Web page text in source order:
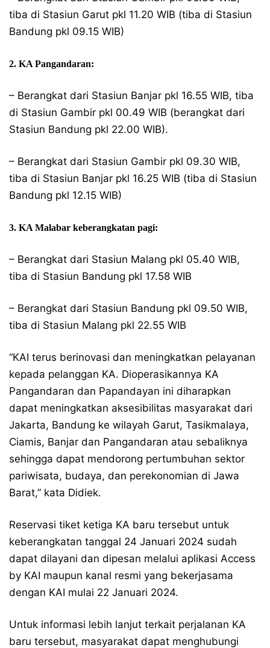
tiba di Stasiun Garut pkl 11.20 WIB (tiba di Stasiun
Bandung pkl 09.15 WIB)
2. KA Pangandaran:
– Berangkat dari Stasiun Banjar pkl 16.55 WIB, tiba
di Stasiun Gambir pkl 00.49 WIB (berangkat dari
Stasiun Bandung pkl 22.00 WIB).
– Berangkat dari Stasiun Gambir pkl 09.30 WIB,
tiba di Stasiun Banjar pkl 16.25 WIB (tiba di Stasiun
Bandung pkl 12.15 WIB)
3. KA Malabar keberangkatan pagi:
– Berangkat dari Stasiun Malang pkl 05.40 WIB,
tiba di Stasiun Bandung pkl 17.58 WIB
– Berangkat dari Stasiun Bandung pkl 09.50 WIB,
tiba di Stasiun Malang pkl 22.55 WIB
“KAI terus berinovasi dan meningkatkan pelayanan
kepada pelanggan KA. Dioperasikannya KA
Pangandaran dan Papandayan ini diharapkan
dapat meningkatkan aksesibilitas masyarakat dari
Jakarta, Bandung ke wilayah Garut, Tasikmalaya,
Ciamis, Banjar dan Pangandaran atau sebaliknya
sehingga dapat mendorong pertumbuhan sektor
pariwisata, budaya, dan perekonomian di Jawa
Barat,” kata Didiek.
Reservasi tiket ketiga KA baru tersebut untuk
keberangkatan tanggal 24 Januari 2024 sudah
dapat dilayani dan dipesan melalui aplikasi Access
by KAI maupun kanal resmi yang bekerjasama
dengan KAI mulai 22 Januari 2024.
Untuk informasi lebih lanjut terkait perjalanan KA
baru tersebut, masyarakat dapat menghubungi